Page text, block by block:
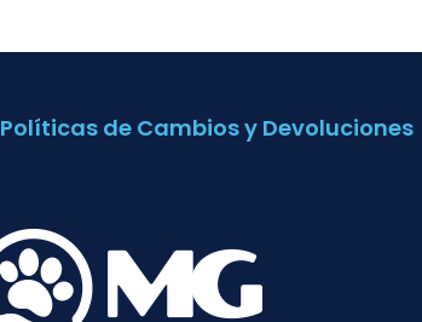
Políticas de Cambios y Devoluciones